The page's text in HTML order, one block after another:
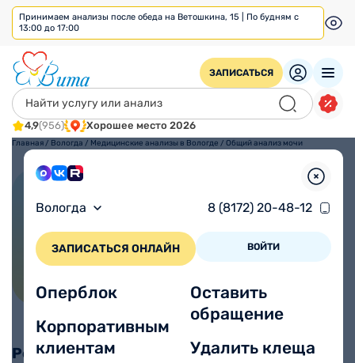
Принимаем анализы после обеда на Ветошкина, 15 | По будням с
13:00 до 17:00
ЗАПИСАТЬСЯ
4,9(956) Хорошее место 2026
Вологда 8 (8172) 20-48-12
ЗАПИСАТЬСЯ ОНЛАЙН ВОЙТИ
Оперблок
Корпоративным
клиентам
Оставить
обращение
Удалить клеща
Главная / Вологда / Медицинские анализы в Вологде / Общий анализ мочи
Режим взятия анализов: